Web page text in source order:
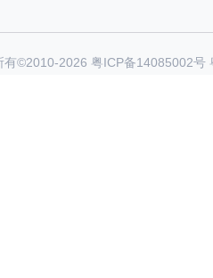
有©2010-2026 粤ICP备14085002号